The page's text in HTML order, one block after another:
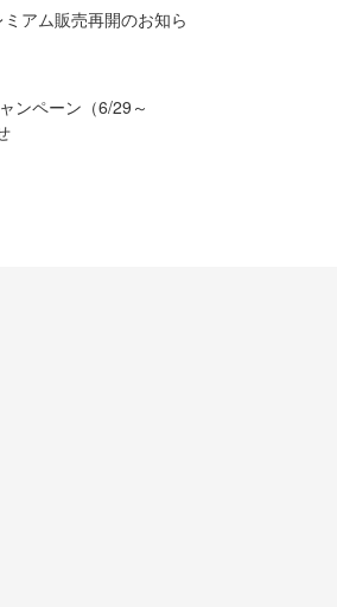
アム販売再開のお知ら
ンペーン（6/29～